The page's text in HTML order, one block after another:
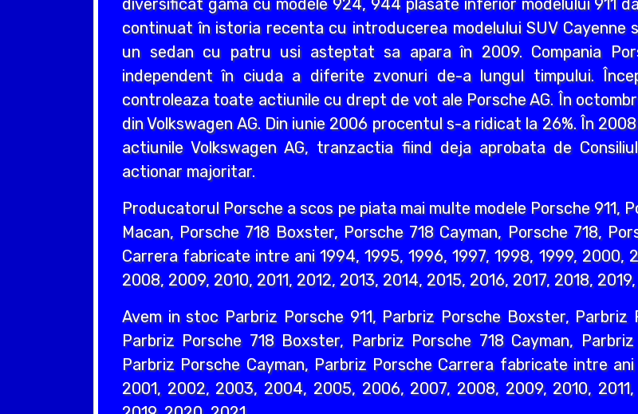
diversificat gama cu modele 924, 944 plasate inferior modelului 911
continuat în istoria recenta cu introducerea modelului SUV Cayenne
un sedan cu patru usi asteptat sa apara în 2009. Compania
independent în ciuda a diferite zvonuri de-a lungul timpului.
controleaza toate actiunile cu drept de vot ale Porsche AG. În
din Volkswagen AG. Din iunie 2006 procentul s-a ridicat la 26%. În
actiunile Volkswagen AG, tranzactia fiind deja aprobata de
actionar majoritar.
Producatorul Porsche a scos pe piata mai multe modele Porsche 911,
Macan, Porsche 718 Boxster, Porsche 718 Cayman, Porsche 718,
Carrera fabricate intre ani 1994, 1995, 1996, 1997, 1998, 1999,
2008, 2009, 2010, 2011, 2012, 2013, 2014, 2015, 2016, 2017, 2018,
Avem in stoc Parbriz Porsche 911, Parbriz Porsche Boxster, Parbriz
Parbriz Porsche 718 Boxster, Parbriz Porsche 718 Cayman,
Parbriz Porsche Cayman, Parbriz Porsche Carrera fabricate intre
2001, 2002, 2003, 2004, 2005, 2006, 2007, 2008, 2009, 2010, 2011,